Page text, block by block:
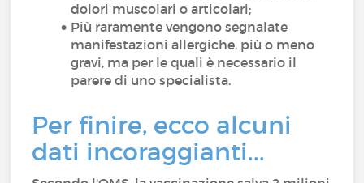
dolori muscolari o articolari;
Più raramente vengono segnalate
manifestazioni allergiche, più o meno
gravi, ma per le quali è necessario il
parere di uno specialista.
Per finire, ecco alcuni
dati incoraggianti...